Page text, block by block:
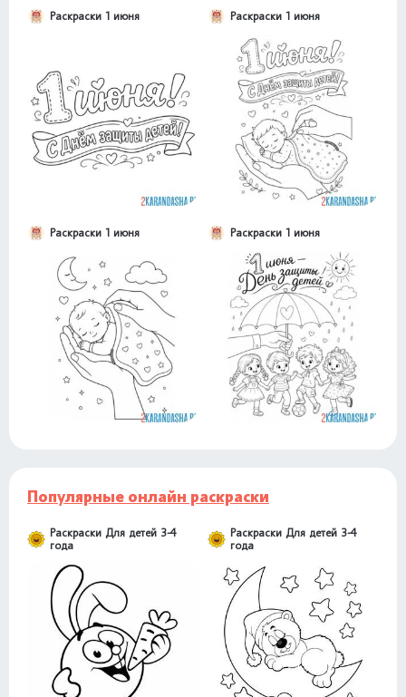
Раскраски 1 июня Раскраски 1 июня
Раскраски 1 июня Раскраски 1 июня
Популярные онлайн раскраски
Раскраски Для детей 3-4
года
Раскраски Для детей 3-4
года